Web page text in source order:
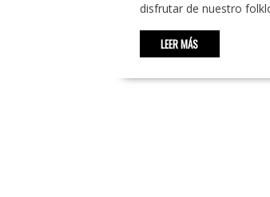
disfrutar de nuestro
LEER MÁS